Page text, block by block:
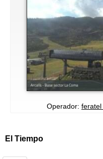
Operador: feratel
El Tiempo